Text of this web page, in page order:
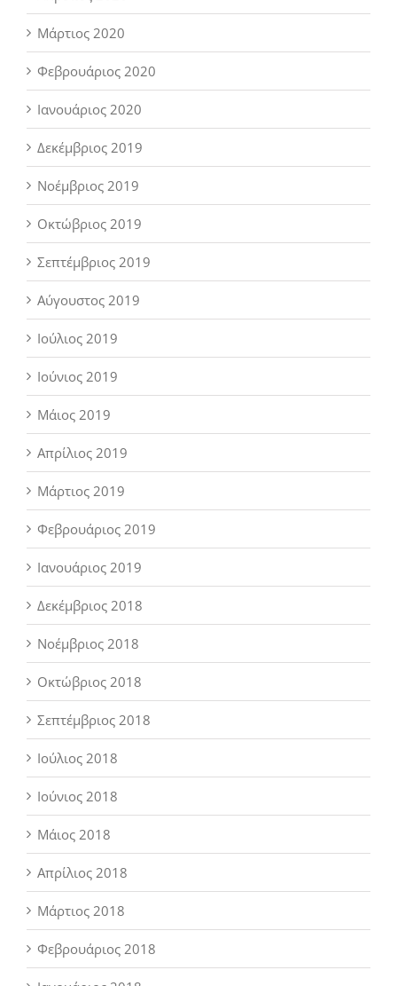
Μάρτιος 2020
Φεβρουάριος 2020
Ιανουάριος 2020
Δεκέμβριος 2019
Νοέμβριος 2019
Οκτώβριος 2019
Σεπτέμβριος 2019
Αύγουστος 2019
Ιούλιος 2019
Ιούνιος 2019
Μάιος 2019
Απρίλιος 2019
Μάρτιος 2019
Φεβρουάριος 2019
Ιανουάριος 2019
Δεκέμβριος 2018
Νοέμβριος 2018
Οκτώβριος 2018
Σεπτέμβριος 2018
Ιούλιος 2018
Ιούνιος 2018
Μάιος 2018
Απρίλιος 2018
Μάρτιος 2018
Φεβρουάριος 2018